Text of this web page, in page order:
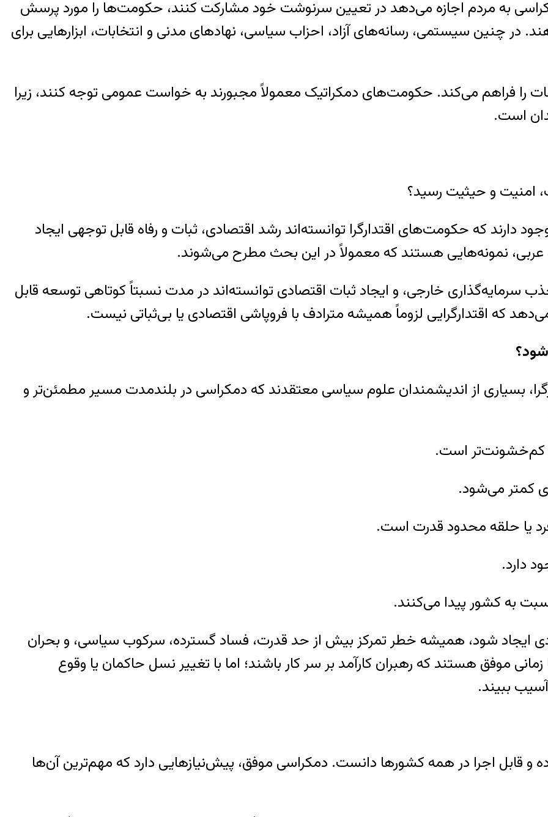
به مردم اجازه می‌دهد در تعیین سرنوشت خود مشارکت کنند، حکومت‌ها را مورد پرسش
در چنین سیستمی، رسانه‌های آزاد، احزاب سیاسی، نهادهای مدنی و انتخابات، ابزارهایی برای
را فراهم می‌کند. حکومت‌های دمکراتیک معمولاً مجبورند به خواست عمومی توجه کنند، زیرا
است.
امنیت و حیثیت رسید؟
که حکومت‌های اقتدارگرا توانسته‌اند رشد اقتصادی، ثبات و رفاه قابل توجهی ایجاد
عربی، نمونه‌هایی هستند که معمولاً در این بحث مطرح می‌شوند.
سرمایه‌گذاری خارجی، و ایجاد ثبات اقتصادی توانسته‌اند در مدت نسبتاً کوتاهی توسعه قابل
که اقتدارگرایی لزوماً همیشه مترادف با فروپاشی اقتصادی یا بی‌ثباتی نیست.
بسیاری از اندیشمندان علوم سیاسی معتقدند که دمکراسی در بلندمدت مسیر مطمئن‌تر و
و کم‌خشونت‌تر است.
کمتر می‌شود.
یا حلقه محدود قدرت است.
دارد.
به کشور پیدا می‌کنند.
ایجاد شود، همیشه خطر تمرکز بیش از حد قدرت، فساد گسترده، سرکوب سیاسی، و بحران
موفق هستند که رهبران کارآمد بر سر کار باشند؛ اما با تغییر نسل حاکمان یا وقوع
ببیند.
و قابل اجرا در همه کشورها دانست. دمکراسی موفق، پیش‌نیازهایی دارد که مهم‌ترین آن‌ها